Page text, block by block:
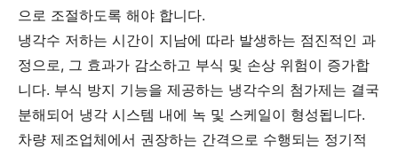
으로 조절하도록 해야 합니다.
냉각수 저하는 시간이 지남에 따라 발생하는 점진적인 과
정으로, 그 효과가 감소하고 부식 및 손상 위험이 증가합
니다. 부식 방지 기능을 제공하는 냉각수의 첨가제는 결국
분해되어 냉각 시스템 내에 녹 및 스케일이 형성됩니다.
차량 제조업체에서 권장하는 간격으로 수행되는 정기적